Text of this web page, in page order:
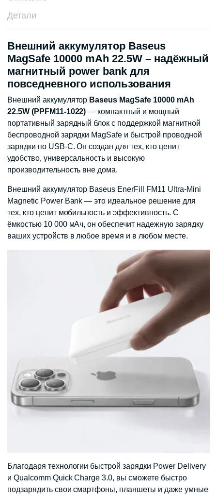
Детали
Внешний аккумулятор Baseus
MagSafe 10000 mAh 22.5W – надёжный
магнитный power bank для
повседневного использования
Внешний аккумулятор Baseus MagSafe 10000 mAh
22.5W (PPFM11-1022) — компактный и мощный
портативный зарядный блок с поддержкой магнитной
беспроводной зарядки MagSafe и быстрой проводной
зарядки по USB-C. Он создан для тех, кто ценит
удобство, универсальность и высокую
производительность вне дома.
Внешний аккумулятор Baseus EnerFill FM11 Ultra-Mini
Magnetic Power Bank — это идеальное решение для
тех, кто ценит мобильность и эффективность. С
ёмкостью 10 000 мАч, он обеспечит надежную зарядку
ваших устройств в любое время и в любом месте.
Благодаря технологии быстрой зарядки Power Delivery
и Qualcomm Quick Charge 3.0, вы сможете быстро
подзарядить свои смартфоны, планшеты и даже умные